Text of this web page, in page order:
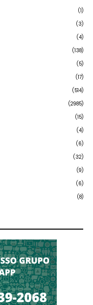
(1)
(3)
(4)
(138)
(5)
(17)
(514)
(2985)
(15)
(4)
(6)
(32)
(9)
(6)
(8)